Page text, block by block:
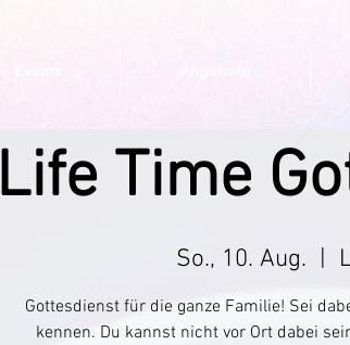
Life Time
So., 10. Aug.
Gottesdienst für die ganze Familie! Sei
kennen. Du kannst nicht vor Ort dabei